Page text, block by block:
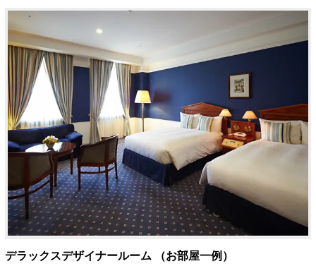
デラックスデザイナールーム （お部屋一例）